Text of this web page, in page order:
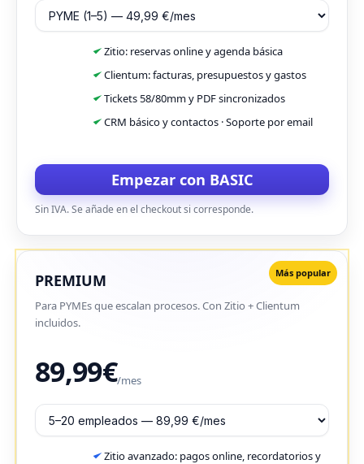
Zitio: reservas online y agenda básica
Clientum: facturas, presupuestos y gastos
Tickets 58/80mm y PDF sincronizados
CRM básico y contactos · Soporte por email
Empezar con BASIC
Sin IVA. Se añade en el checkout si corresponde.
Más popular
PREMIUM
Para PYMEs que escalan procesos. Con Zitio + Clientum
incluidos.
89,99€/mes
Zitio avanzado: pagos online, recordatorios y